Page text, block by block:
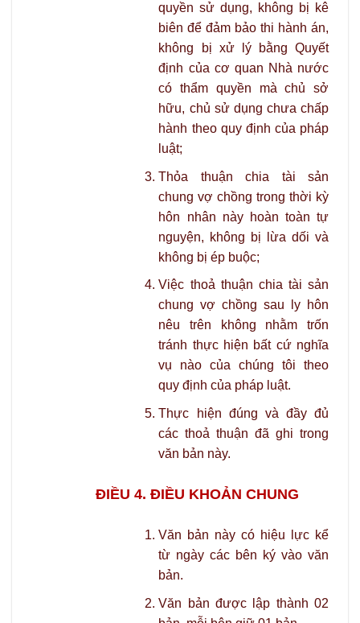
quyền sử dụng, không bị kê
biên để đảm bảo thi hành án,
không bị xử lý bằng Quyết
định của cơ quan Nhà nước
có thẩm quyền mà chủ sở
hữu, chủ sử dụng chưa chấp
hành theo quy định của pháp
luật;
Thỏa thuận chia tài sản
chung vợ chồng trong thời kỳ
hôn nhân này hoàn toàn tự
nguyện, không bị lừa dối và
không bị ép buộc;
Việc thoả thuận chia tài sản
chung vợ chồng sau ly hôn
nêu trên không nhằm trốn
tránh thực hiện bất cứ nghĩa
vụ nào của chúng tôi theo
quy định của pháp luật.
Thực hiện đúng và đầy đủ
các thoả thuận đã ghi trong
văn bản này.
ĐIỀU 4. ĐIỀU KHOẢN CHUNG
Văn bản này có hiệu lực kể
từ ngày các bên ký vào văn
bản.
Văn bản được lập thành 02